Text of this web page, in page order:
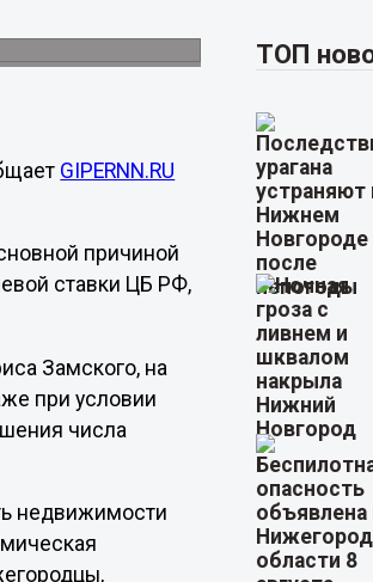
GIPERNN.RU
причиной
ставки ЦБ РФ,
Замского, на
при условии
числа
недвижимости
ТОП